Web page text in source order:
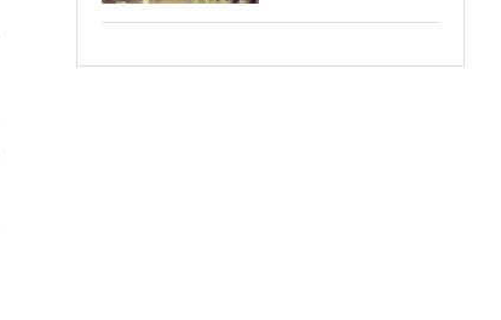
件引起了广泛的社会关